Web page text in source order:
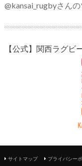
@kansai_rugbyさん
【公式】関西ラグ
サイトマップ プライバシー